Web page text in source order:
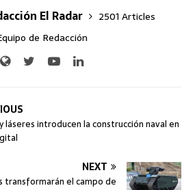
El Radar
2501 Articles
de Redacción
láseres introducen la construcción naval en
NEXT
transformarán el campo de